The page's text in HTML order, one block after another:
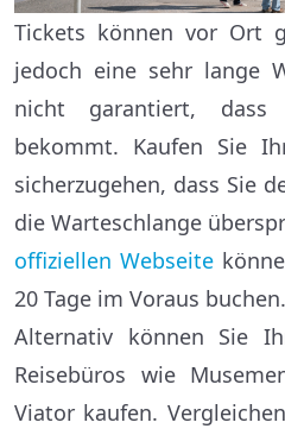
Tickets können vor Ort
jedoch eine sehr lange
nicht garantiert,
bekommt. Kaufen Sie
sicherzugehen, dass Sie
die Warteschlange
offiziellen Webseite
20 Tage im Voraus buchen.
Alternativ können Sie
Reisebüros wie
Viator kaufen.